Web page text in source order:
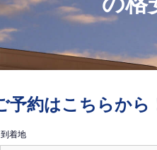
予約はこちらから
到着地